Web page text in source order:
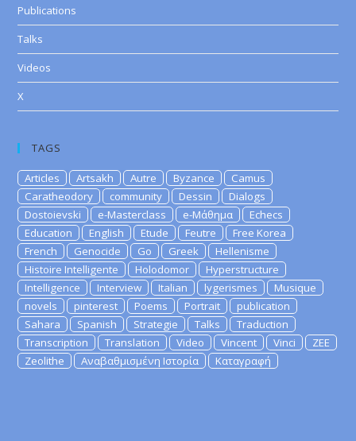
Publications
Talks
Videos
X
TAGS
Articles Artsakh Autre Byzance
Camus
Caratheodory
community Dessin
Dialogs
Dostoievski
e-Masterclass e-Μάθημα
Echecs
Education
English Etude Feutre
Free Korea
French
Genocide Go Greek
Hellenisme
Histoire Intelligente
Holodomor
Hyperstructure
Intelligence
Interview Italian lygerismes
Musique
novels
pinterest Poems Portrait
publication
Sahara
Spanish Strategie Talks
Traduction
Transcription
Translation Video Vincent Vinci
ZEE
Zeolithe
Αναβαθμισμένη Ιστορία Καταγραφή